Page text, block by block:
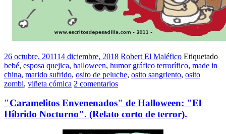
26 octubre, 201114 diciembre, 2018 Robert El Maléfico Etiquetado
bebé, esposa quejica, halloween, humor gráfico terrorífico, made in
china, marido sufrido, osito de peluche, osito sangriento, osito
zombi, viñeta cómica 2 comentarios
"Caramelitos Envenenados" de Halloween: "El
Híbrido Nocturno". (Relato corto de terror).